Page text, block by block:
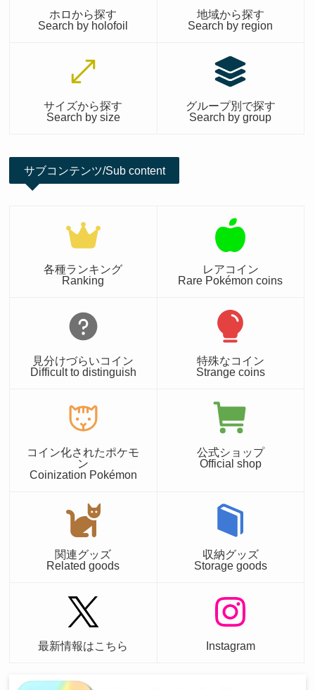
ホロから探す
Search by holofoil
地域から探す
Search by region
サイズから探す
Search by size
グループ別で探す
Search by group
サブコンテンツ/Sub content
各種ランキング
Ranking
レアコイン
Rare Pokémon coins
見分けづらいコイン
Difficult to distinguish
特殊なコイン
Strange coins
コイン化されたポケモ
ン
Coinization Pokémon
公式ショップ
Official shop
関連グッズ
Related goods
収納グッズ
Storage goods
最新情報はこちら Instagram